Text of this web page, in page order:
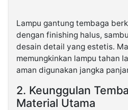
Lampu gantung tembaga
dengan finishing halus,
desain detail yang estetis.
memungkinkan lampu tahan
aman digunakan jangka
2. Keunggulan
Material Utama